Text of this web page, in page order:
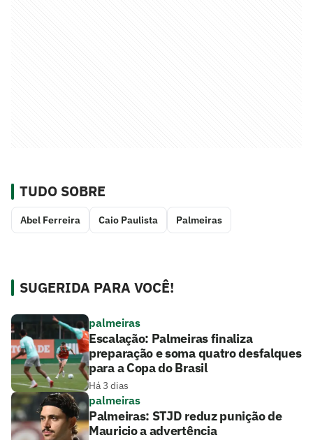
TUDO SOBRE
Abel Ferreira Caio Paulista Palmeiras
SUGERIDA PARA VOCÊ!
palmeiras
Escalação: Palmeiras finaliza
preparação e soma quatro desfalques
para a Copa do Brasil
Há 3 dias
palmeiras
Palmeiras: STJD reduz punição de
Mauricio a advertência